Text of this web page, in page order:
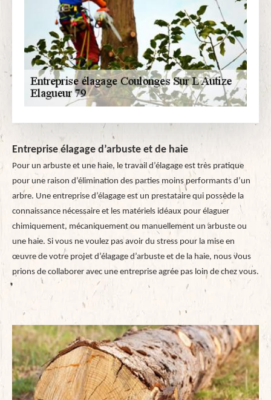
Entreprise élagage d’arbuste et de haie
Pour un arbuste et une haie, le travail d’élagage est très pratique
pour une raison d’élimination des parties moins performants d’un
arbre. Une entreprise d’élagage est un prestataire qui possède la
connaissance nécessaire et les matériels idéaux pour élaguer
chimiquement, mécaniquement ou manuellement un arbuste ou
une haie. Si vous ne voulez pas avoir du stress pour la mise en
œuvre de votre projet d’élagage d’arbuste et de la haie, nous vous
prions de collaborer avec une entreprise agrée pas loin de chez vous.